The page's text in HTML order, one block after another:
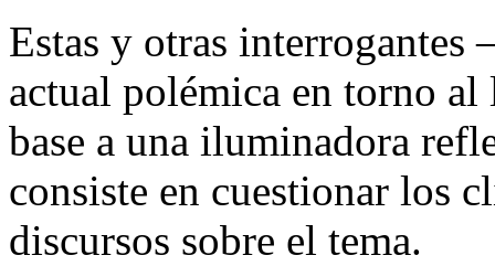
Estas y otras interrogantes
actual polémica en torno
base a una iluminadora
consiste en cuestionar los
discursos sobre el tema.